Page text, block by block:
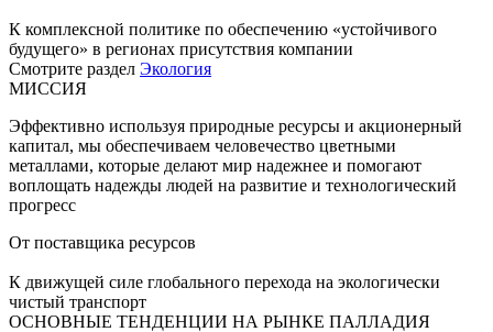
К комплексной политике по обеспечению «устойчивого
будущего» в регионах присутствия компании
Смотрите раздел Экология
МИССИЯ
Эффективно используя природные ресурсы и акционерный
капитал, мы обеспечиваем человечество цветными
металлами, которые делают мир надежнее и помогают
воплощать надежды людей на развитие и технологический
прогресс
От поставщика ресурсов
К движущей силе глобального перехода на экологически
чистый транспорт
ОСНОВНЫЕ ТЕНДЕНЦИИ НА РЫНКЕ ПАЛЛАДИЯ